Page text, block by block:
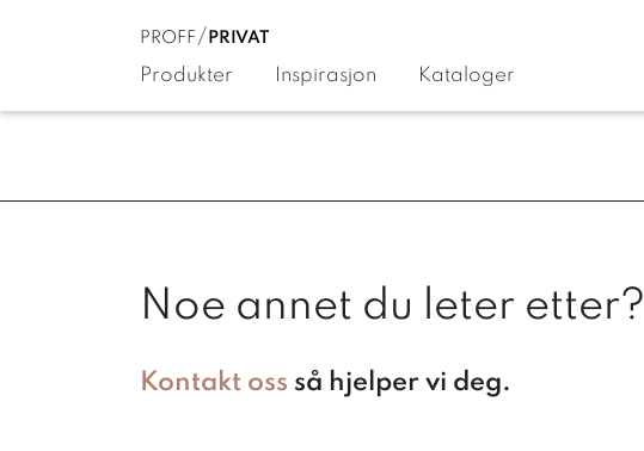
PROFF PRIVAT
Produkter Inspirasjon Kataloger
Noe annet du leter etter?
Kontakt oss så hjelper vi deg.